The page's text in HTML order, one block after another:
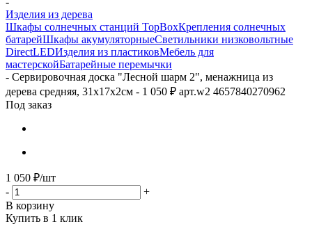
Изделия из дерева
Шкафы солнечных станций TopBoxКрепления солнечных
батарейШкафы акумуляторныеСветильники низковольтные
DirectLEDИзделия из пластиковМебель для
мастерскойБатарейные перемычки
- Сервировочная доска "Лесной шарм 2", менажница из
дерева средняя, 31х17х2см - 1 050 ₽ арт.w2 4657840270962
Под заказ
1 050 ₽/шт
-
+
В корзину
Купить в 1 клик